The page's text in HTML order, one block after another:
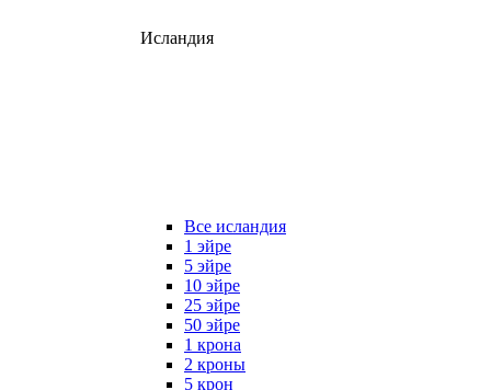
Исландия
Все исландия
1 эйре
5 эйре
10 эйре
25 эйре
50 эйре
1 крона
2 кроны
5 крон